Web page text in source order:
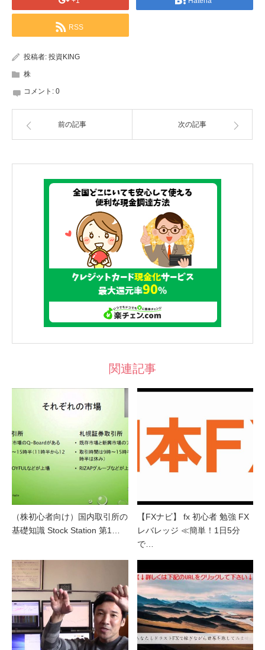
RSS
投稿者: 投資KING
株
コメント: 0
前の記事 次の記事
関連記事
（株初心者向け）国内取引所の
基礎知識 Stock Station 第1…
【FXナビ】 fx 初心者 勉強 FX
レバレッジ ≪簡単！1日5分
で…